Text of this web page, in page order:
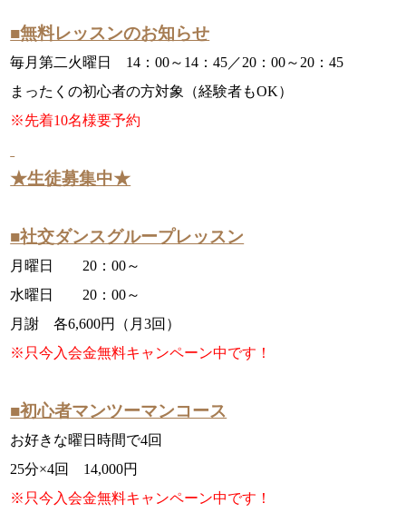
■無料レッスンのお知らせ
毎月第二火曜日 14：00～14：45／20：00～20：45
まったくの初心者の方対象（経験者もOK）
※先着10名様要予約
★生徒募集中★
■社交ダンスグループレッスン
月曜日 20：00～
水曜日 20：00～
月謝 各6,600円（月3回）
※只今入会金無料キャンペーン中です！
■初心者マンツーマンコース
お好きな曜日時間で4回
25分×4回 14,000円
※只今入会金無料キャンペーン中です！